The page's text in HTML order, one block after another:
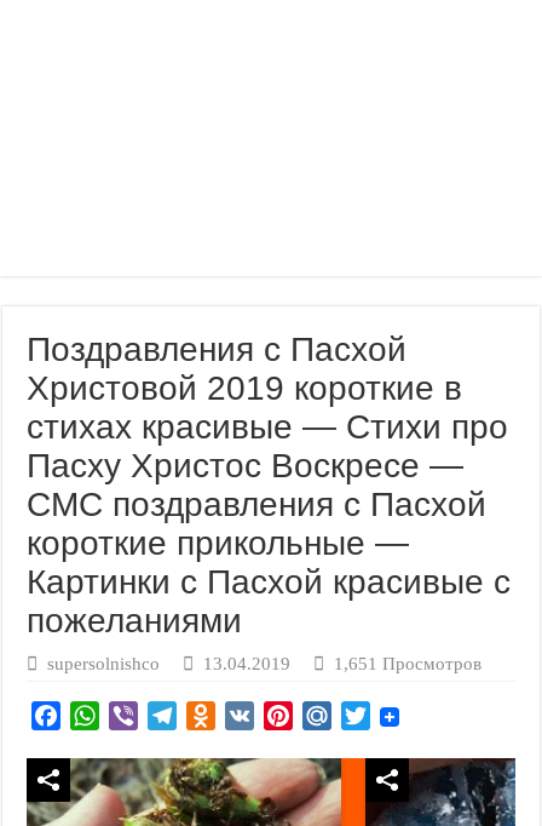
Поздравления с Пасхой
Христовой 2019 короткие в
стихах красивые — Стихи про
Пасху Христос Воскресе —
СМС поздравления с Пасхой
короткие прикольные —
Картинки с Пасхой красивые с
пожеланиями
supersolnishco 13.04.2019 1,651 Просмотров
e
W
a
t
V
b
e
l
e
O
n
o
V
n
t
M
i
l
T
t